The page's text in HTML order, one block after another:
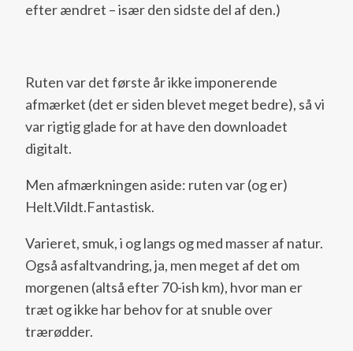
efter ændret – især den sidste del af den.)
Ruten var det første år ikke imponerende
afmærket (det er siden blevet meget bedre), så vi
var rigtig glade for at have den downloadet
digitalt.
Men afmærkningen aside: ruten var (og er)
Helt.Vildt.Fantastisk.
Varieret, smuk, i og langs og med masser af natur.
Også asfaltvandring, ja, men meget af det om
morgenen (altså efter 70-ish km), hvor man er
træt og ikke har behov for at snuble over
trærødder.